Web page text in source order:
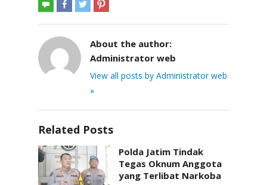
About the author:
Administrator web
View all posts by Administrator web
»
Related Posts
Polda Jatim Tindak
Tegas Oknum Anggota
yang Terlibat Narkoba